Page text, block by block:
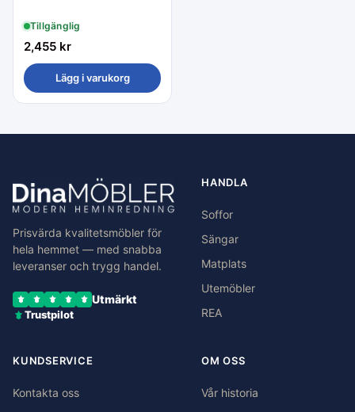
Tillgänglig
2,455 kr
Lägg i varukorg
Prisvärda kvalitetsmöbler för
hela hemmet — med snabba
leveranser och trygg handel.
Utmärkt
Trustpilot
HANDLA
Soffor
Sängar
Matplats
Utemöbler
REA
KUNDSERVICE
Kontakta oss
OM OSS
Vår historia